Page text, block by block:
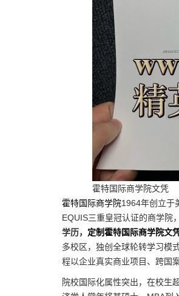
霍特国际商学院文凭
霍特国际商学院1964年创立于
EQUIS三重皇冠认证的商学院
学历， 定制霍特国际商学院文
多校区，独创全球轮转学习模
程以企业真实商业项目、跨国
院校国际化属性突出，在校生